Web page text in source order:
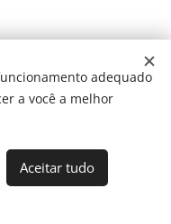
adequado
a você a melhor
Aceitar tudo